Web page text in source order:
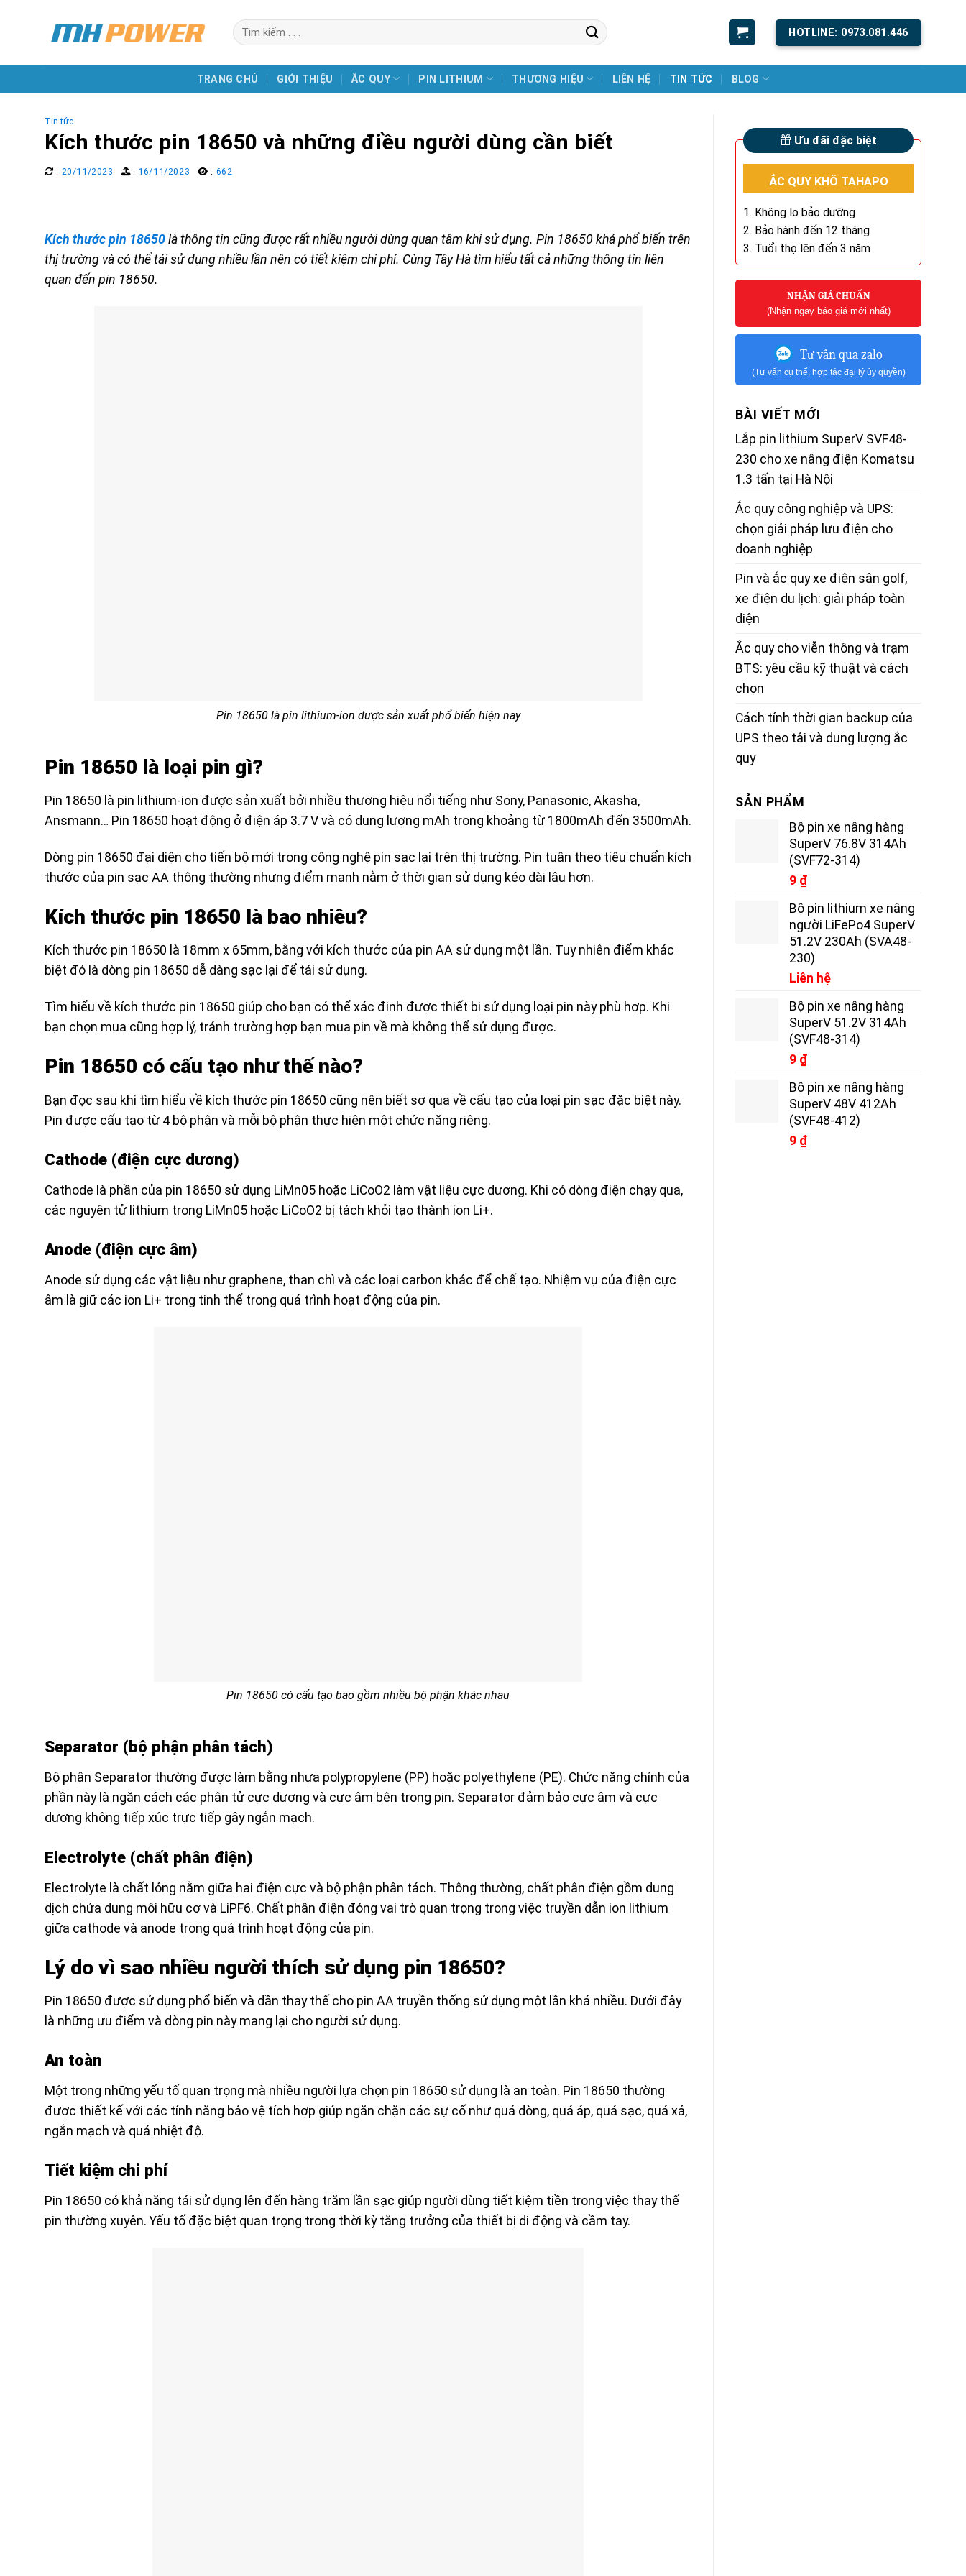
Search
for:
HOTLINE: 0973.081.446
TRANG CHỦ GIỚI THIỆU ẮC QUY PIN LITHIUM THƯƠNG HIỆU LIÊN HỆ TIN TỨC BLOG
Tin tức
Kích thước pin 18650 và những điều người dùng cần biết
: 20/11/2023 : 16/11/2023 : 662
Kích thước pin 18650 là thông tin cũng được rất nhiều người dùng quan tâm khi sử dụng. Pin 18650 khá phổ biến trên
thị trường và có thể tái sử dụng nhiều lần nên có tiết kiệm chi phí. Cùng Tây Hà tìm hiểu tất cả những thông tin liên
quan đến pin 18650.
Pin 18650 là pin lithium-ion được sản xuất phổ biến hiện nay
Pin 18650 là loại pin gì?
Pin 18650 là pin lithium-ion được sản xuất bởi nhiều thương hiệu nổi tiếng như Sony, Panasonic, Akasha,
Ansmann… Pin 18650 hoạt động ở điện áp 3.7 V và có dung lượng mAh trong khoảng từ 1800mAh đến 3500mAh.
Dòng pin 18650 đại diện cho tiến bộ mới trong công nghệ pin sạc lại trên thị trường. Pin tuân theo tiêu chuẩn kích
thước của pin sạc AA thông thường nhưng điểm mạnh nằm ở thời gian sử dụng kéo dài lâu hơn.
Kích thước pin 18650 là bao nhiêu?
Kích thước pin 18650 là 18mm x 65mm, bằng với kích thước của pin AA sử dụng một lần. Tuy nhiên điểm khác
biệt đó là dòng pin 18650 dễ dàng sạc lại để tái sử dụng.
Tìm hiểu về kích thước pin 18650 giúp cho bạn có thể xác định được thiết bị sử dụng loại pin này phù hợp. Khi
bạn chọn mua cũng hợp lý, tránh trường hợp bạn mua pin về mà không thể sử dụng được.
Pin 18650 có cấu tạo như thế nào?
Bạn đọc sau khi tìm hiểu về kích thước pin 18650 cũng nên biết sơ qua về cấu tạo của loại pin sạc đặc biệt này.
Pin được cấu tạo từ 4 bộ phận và mỗi bộ phận thực hiện một chức năng riêng.
Cathode (điện cực dương)
Cathode là phần của pin 18650 sử dụng LiMn05 hoặc LiCoO2 làm vật liệu cực dương. Khi có dòng điện chạy qua,
các nguyên tử lithium trong LiMn05 hoặc LiCoO2 bị tách khỏi tạo thành ion Li+.
Anode (điện cực âm)
Anode sử dụng các vật liệu như graphene, than chì và các loại carbon khác để chế tạo. Nhiệm vụ của điện cực
âm là giữ các ion Li+ trong tinh thể trong quá trình hoạt động của pin.
Pin 18650 có cấu tạo bao gồm nhiều bộ phận khác nhau
Separator (bộ phận phân tách)
Bộ phận Separator thường được làm bằng nhựa polypropylene (PP) hoặc polyethylene (PE). Chức năng chính của
phần này là ngăn cách các phân tử cực dương và cực âm bên trong pin. Separator đảm bảo cực âm và cực
dương không tiếp xúc trực tiếp gây ngắn mạch.
Electrolyte (chất phân điện)
Electrolyte là chất lỏng nằm giữa hai điện cực và bộ phận phân tách. Thông thường, chất phân điện gồm dung
dịch chứa dung môi hữu cơ và LiPF6. Chất phân điện đóng vai trò quan trọng trong việc truyền dẫn ion lithium
giữa cathode và anode trong quá trình hoạt động của pin.
Lý do vì sao nhiều người thích sử dụng pin 18650?
Pin 18650 được sử dụng phổ biến và dần thay thế cho pin AA truyền thống sử dụng một lần khá nhiều. Dưới đây
là những ưu điểm và dòng pin này mang lại cho người sử dụng.
An toàn
Một trong những yếu tố quan trọng mà nhiều người lựa chọn pin 18650 sử dụng là an toàn. Pin 18650 thường
được thiết kế với các tính năng bảo vệ tích hợp giúp ngăn chặn các sự cố như quá dòng, quá áp, quá sạc, quá xả,
ngắn mạch và quá nhiệt độ.
Tiết kiệm chi phí
Pin 18650 có khả năng tái sử dụng lên đến hàng trăm lần sạc giúp người dùng tiết kiệm tiền trong việc thay thế
pin thường xuyên. Yếu tố đặc biệt quan trọng trong thời kỳ tăng trưởng của thiết bị di động và cầm tay.
Ưu đãi đặc biệt
ẮC QUY KHÔ TAHAPO
1. Không lo bảo dưỡng
2. Bảo hành đến 12 tháng
3. Tuổi thọ lên đến 3 năm
NHẬN GIÁ CHUẨN
(Nhận ngay báo giá mới nhất)
Tư vấn qua zalo
(Tư vấn cụ thể, hợp tác đại lý ủy quyền)
BÀI VIẾT MỚI
Lắp pin lithium SuperV SVF48-
230 cho xe nâng điện Komatsu
1.3 tấn tại Hà Nội
Ắc quy công nghiệp và UPS:
chọn giải pháp lưu điện cho
doanh nghiệp
Pin và ắc quy xe điện sân golf,
xe điện du lịch: giải pháp toàn
diện
Ắc quy cho viễn thông và trạm
BTS: yêu cầu kỹ thuật và cách
chọn
Cách tính thời gian backup của
UPS theo tải và dung lượng ắc
quy
SẢN PHẨM
Bộ pin xe nâng hàng
SuperV 76.8V 314Ah
(SVF72-314)
9 ₫
Bộ pin lithium xe nâng
người LiFePo4 SuperV
51.2V 230Ah (SVA48-
230)
Liên hệ
Bộ pin xe nâng hàng
SuperV 51.2V 314Ah
(SVF48-314)
9 ₫
Bộ pin xe nâng hàng
SuperV 48V 412Ah
(SVF48-412)
9 ₫